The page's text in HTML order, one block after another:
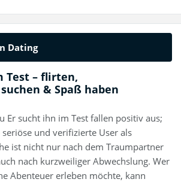
Dating
Test – flirten,
& Spaß haben
Er sucht ihn im Test fallen positiv aus;
und verifizierte User als
ist nicht nur nach dem Traumpartner
nach kurzweiliger Abwechslung. Wer
Abenteuer erleben möchte, kann